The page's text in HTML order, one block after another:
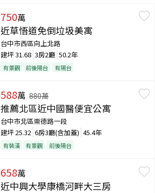
750萬
近草悟道免倒垃圾美寓
台中市西區向上北路
建坪31.68 3房2廳 50.2年
有景觀 前後陽台 有陽台
588萬 880萬
推薦北區近中國醫便宜公寓
台中市北區崇德路一段
建坪25.32 6房3廳(含加蓋) 45.4年
有裝潢 有景觀 前後陽台
658萬
近中興大學康橋河畔大三房